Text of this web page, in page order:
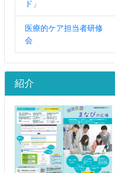
ド」
医療的ケア担当者研修
会
紹介